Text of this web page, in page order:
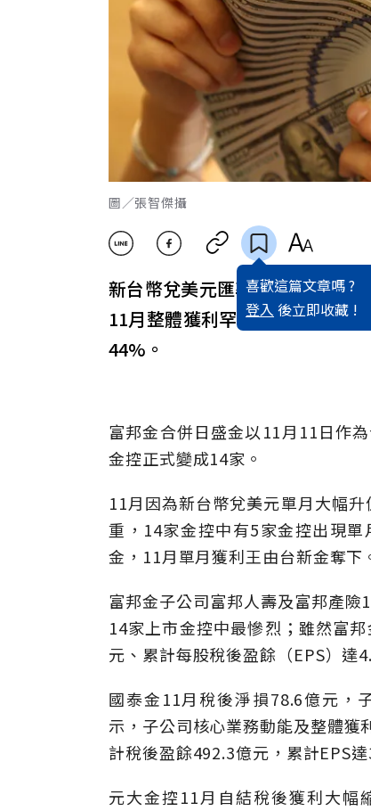
圖／張智傑攝
喜歡這篇文章嗎 ?
登入 後立即收藏 !
新台幣兌美元匯率11月強升導
11月整體獲利罕見轉為虧損新
44%。
富邦金合併日盛金以11月11日作
金控正式變成14家。
11月因為新台幣兌美元單月大幅
重，14家金控中有5家金控出現
金，11月單月獲利王由台新金奪下
富邦金子公司富邦人壽及富邦產
14家上市金控中最慘烈；雖然富
元、累計每股稅後盈餘（EPS）達
國泰金11月稅後淨損78.6億元，
示，子公司核心業務動能及整體獲
計稅後盈餘492.3億元，累計EPS
元大金控11月自結稅後獲利大幅